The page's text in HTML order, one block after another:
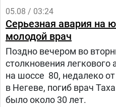
05.08 / 03:24
Серьезная авария на
молодой врач
Поздно вечером во
столкновения легкового
на шоссе 80, недалеко
в Негеве, погиб врач
было около 30 лет.